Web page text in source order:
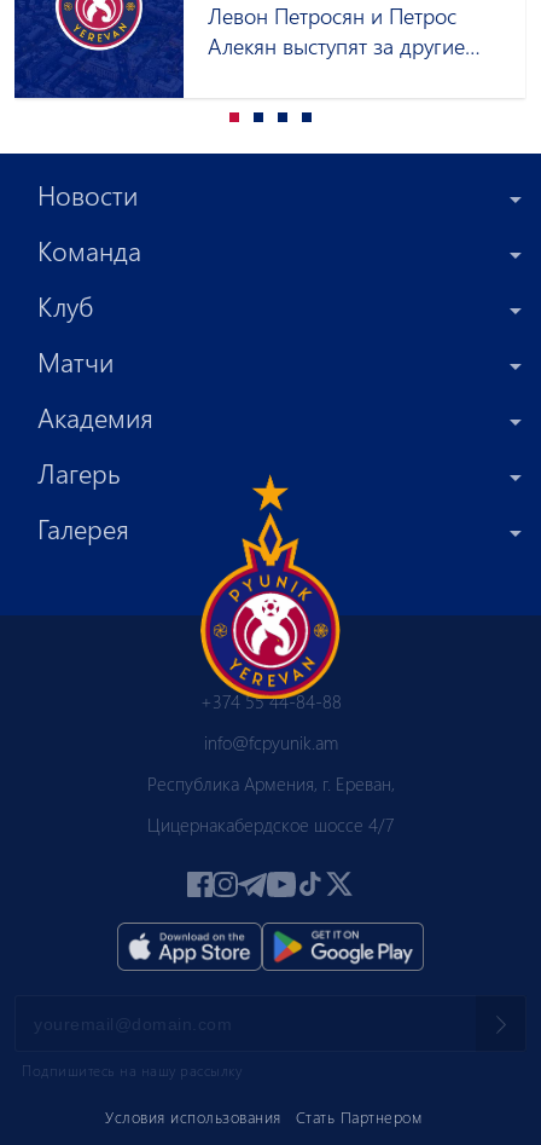
Левон Петросян и Петрос
Алекян выступят за другие
Новости
Команда
Клуб
Матчи
Академия
Лагерь
Галерея
Условия использования
Стать Партнером
+374 55 44-84-88
info@fcpyunik.am
Республика Армения, г. Ереван,
Цицернакабердское шоссе 4/7
Подпишитесь на нашу рассылку